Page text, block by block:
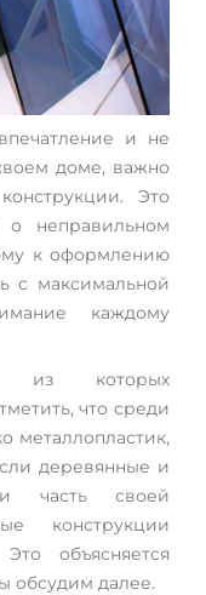
и не
доме, важно
Это
неправильном
к оформлению
с максимальной
каждому
из которых
что среди
металлопластик,
деревянные и
часть своей
конструкции
объясняется
обсудим далее.